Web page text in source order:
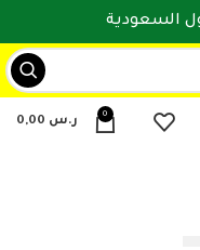
0
ر.س
السعودية